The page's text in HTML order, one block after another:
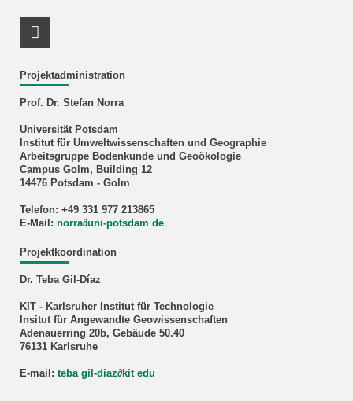
Projektadministration
Prof. Dr. Stefan Norra
Universität Potsdam
Institut für Umweltwissenschaften und Geographie
Arbeitsgruppe Bodenkunde und Geoökologie
Campus Golm, Building 12
14476 Potsdam - Golm
Telefon: +49 331 977 213865
E-Mail: norra∂uni-potsdam de
Projektkoordination
Dr. Teba Gil-Díaz
KIT - Karlsruher Institut für Technologie
Insitut für Angewandte Geowissenschaften
Adenauerring 20b, Gebäude 50.40
76131 Karlsruhe
E-mail: teba gil-diaz∂kit edu
RSS-Feed